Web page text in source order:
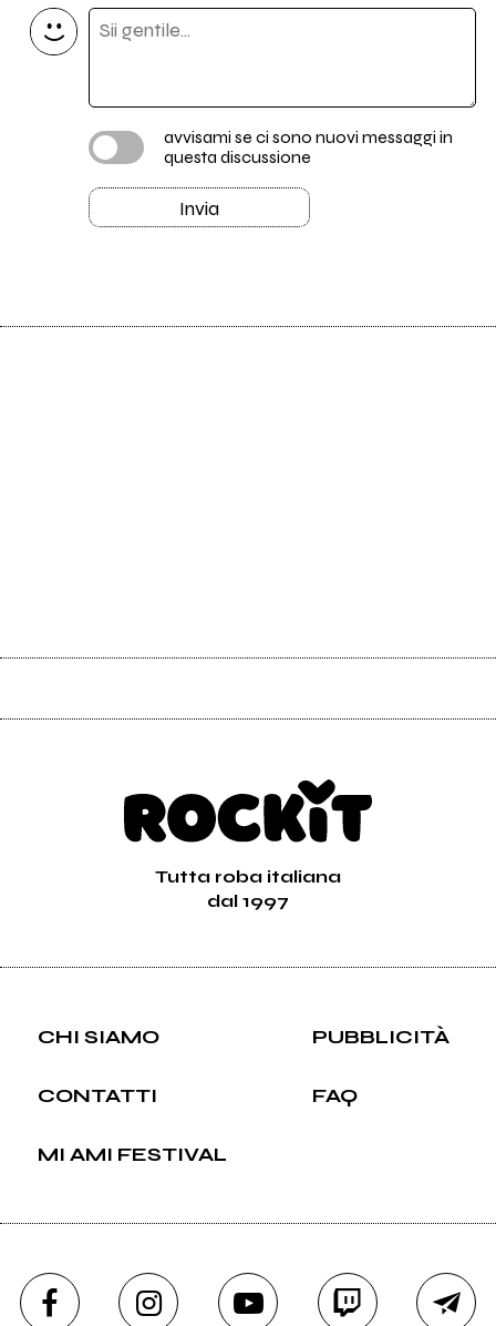
avvisami se ci sono nuovi messaggi in
questa discussione
Invia
Tutta roba italiana
dal 1997
CHI SIAMO PUBBLICITÀ
CONTATTI FAQ
MI AMI FESTIVAL